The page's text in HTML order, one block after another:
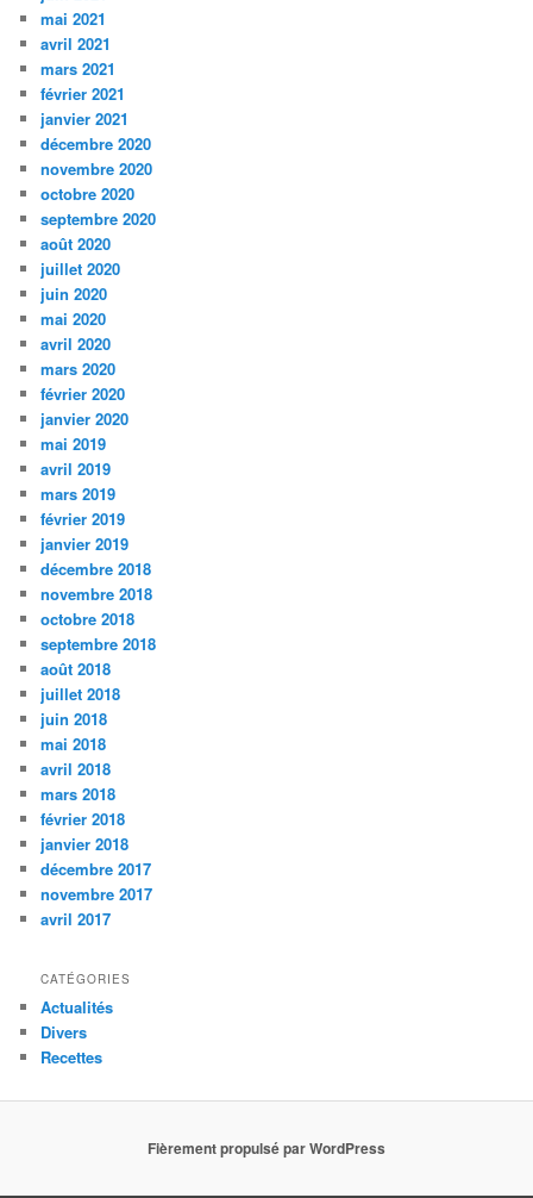
mai 2021
avril 2021
mars 2021
février 2021
janvier 2021
décembre 2020
novembre 2020
octobre 2020
septembre 2020
août 2020
juillet 2020
juin 2020
mai 2020
avril 2020
mars 2020
février 2020
janvier 2020
mai 2019
avril 2019
mars 2019
février 2019
janvier 2019
décembre 2018
novembre 2018
octobre 2018
septembre 2018
août 2018
juillet 2018
juin 2018
mai 2018
avril 2018
mars 2018
février 2018
janvier 2018
décembre 2017
novembre 2017
avril 2017
CATÉGORIES
Actualités
Divers
Recettes
Fièrement propulsé par WordPress